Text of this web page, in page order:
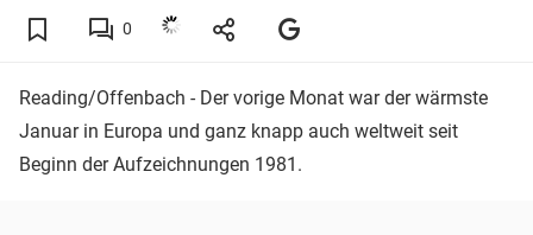
0
Reading/Offenbach - Der vorige Monat war der wärmste
Januar in Europa und ganz knapp auch weltweit seit
Beginn der Aufzeichnungen 1981.